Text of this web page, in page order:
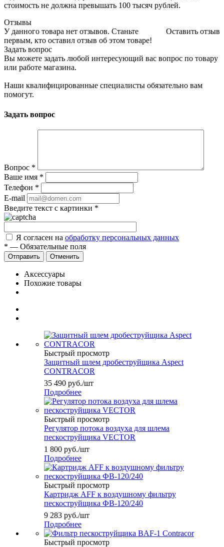
стоимость не должна превышать 100 тысяч рублей.
Отзывы
Оставить отзыв
У данного товара нет отзывов. Станьте
первым, кто оставил отзыв об этом товаре!
Задать вопрос
Вы можете задать любой интересующий вас вопрос по товару
или работе магазина.
Наши квалифицированные специалисты обязательно вам
помогут.
Задать вопрос
Вопрос *
Ваше имя *
Телефон *
E-mail
Введите текст с картинки *
Я согласен на обработку персональных данных
* — Обязательные поля
Отправить Отменить
Аксессуары
Похожие товары
Быстрый просмотр
Защитный шлем дробеструйщика Aspect
CONTRACOR
35 490 руб./шт
Подробнее
Быстрый просмотр
Регулятор потока воздуха для шлема
пескоструйщика VECTOR
1 800 руб./шт
Подробнее
Быстрый просмотр
Картридж AFF к воздушному фильтру
пескоструйщика ФВ-120/240
9 283 руб./шт
Подробнее
Быстрый просмотр